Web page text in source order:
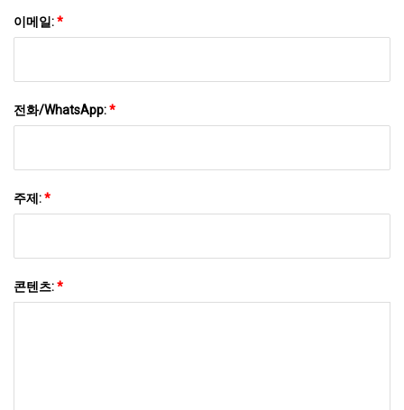
이메일:*
전화/WhatsApp:*
주제:*
콘텐츠:*